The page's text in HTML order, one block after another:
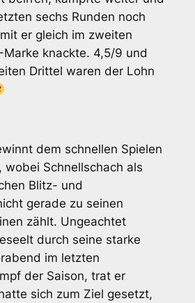
sechs Runden noch
er gleich im zweiten
knackte. 4,5/9 und
Drittel waren der Lohn
dem schnellen Spielen
wobei Schnellschach als
Blitz- und
gerade zu seinen
zählt. Ungeachtet
durch seine starke
im letzten
der Saison, trat er
sich zum Ziel gesetzt,